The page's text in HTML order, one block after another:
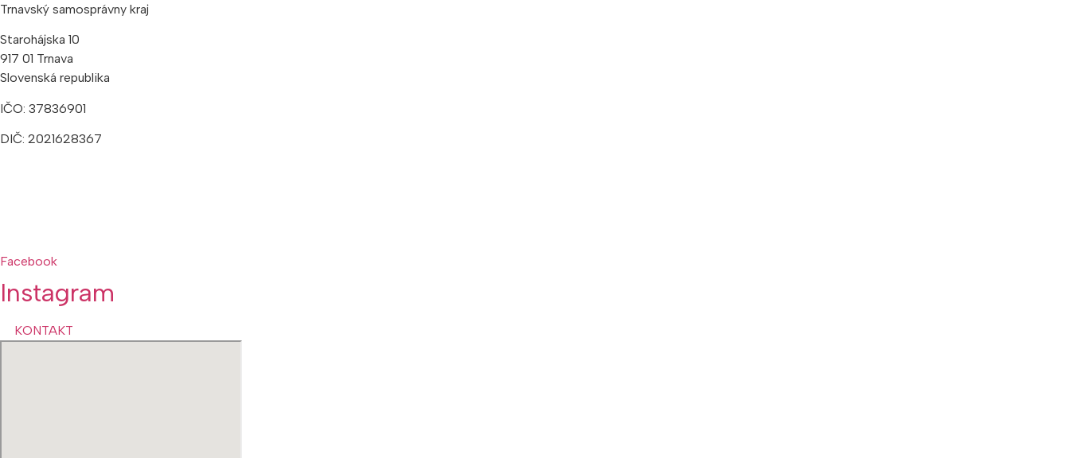
Trnavský samosprávny kraj
Starohájska 10
917 01 Trnava
Slovenská republika
IČO: 37836901
DIČ: 2021628367
Facebook
Instagram
KONTAKT